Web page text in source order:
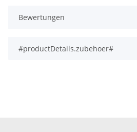
Bewertungen
#productDetails.zubehoer#